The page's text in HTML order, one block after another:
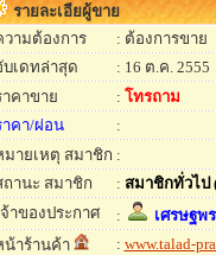
รายละเอียผู้ขาย
วามต้องการ
: ต้องการขาย
บเดทล่าสุด
: 16 ต.ค. 2555
าคาขาย
: โทรถาม
าคา/ผ่อน
:
มายเหตุ สมาชิก :
ถานะ สมาชิก
: สมาชิกทั่วไป
จ้าของประกาศ
:
เศรษฐพร
น้าร้านค้า
: www.talad-